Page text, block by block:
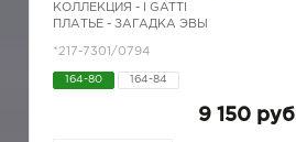
КОЛЛЕКЦИЯ -
I GATTI
ПЛАТЬЕ - ЗАГАДКА ЭВЫ
*217-7301/0794
164-80 164-84
9 150 руб